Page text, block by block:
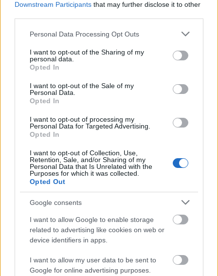
Downstream Participants that may further disclose it to other
Please note that this website/app uses one or more Google
not limited to your visit or usage behaviour. You may click to
grant or deny consent to Google and its third-party tags to
use your data for below specified purposes in below Google
consent section.
Personal Data Processing Opt Outs
I want to opt-out of the Sharing of my
personal data.
Opted In
I want to opt-out of the Sale of my
Personal Data.
Opted In
I want to opt-out of processing my
Personal Data for Targeted Advertising.
Opted In
I want to opt-out of Collection, Use,
Retention, Sale, and/or Sharing of my
Personal Data that Is Unrelated with the
Purposes for which it was collected.
Opted Out
Google consents
I want to allow Google to enable storage
related to advertising like cookies on web or
device identifiers in apps.
I want to allow my user data to be sent to
Google for online advertising purposes.
A birtoklási vágy pedig makacs dolog, a leendő
sógorom nem is távozott autó nélkül. Sőt, annyira
belejött, hogy élből kettőt vett, igaz kevésbé drága,
de legalább olyan érdekes darabokat. Lauda 312-
esén nem kellett sokat gondolkodni: 1:43-as
méretarányú, és ugyan aprólékosságban meg sem
közelíti a nagyobbakat, de még mindig kellemes
látvány. Próbáltuk kideríteni, hogy melyik gyártó
terméke, de a csomagolás levétele után is csak annyi
derül ki, hogy hivatalos Ferrari licensz, sehol egy
Made by…felirat.